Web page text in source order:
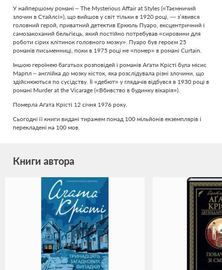
У найпершому романі – The Mysterious Affair at Styles («Таємничий
злочин в Стайлсі»), що вийшов у світ тільки в 1920 році, — з’явився
головний герой, приватний детектив Еркюль Пуаро, ексцентричний і
самозакоханий бельгієць, який постійно потребував «сировини для
роботи сірих клітинок головного мозку». Пуаро був героєм 25
романів письменниці, поки в 1975 році не «помер» в романі Curtain.
Іншою героїнею багатьох розповідей і романів Аґати Крісті була місис
Марпл – англійка до мозку кісток, яка розслідувала різні злочини, що
здійснюються по сусідству. Її «дебют» у глядачів відбувся в 1930 році в
романі Murder at the Vicarage («Вбивство в будинку вікарія»).
Померла Аґата Крісті 12 січня 1976 року.
Сьогодні її книги видані тиражем понад 100 мільйонів екземплярів і
перекладені на 100 мов.
Книги автора